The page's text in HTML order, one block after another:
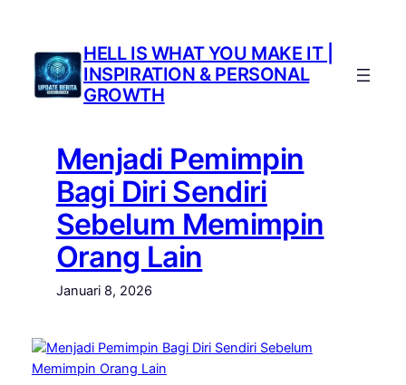
konten
HELL IS WHAT YOU MAKE IT |
INSPIRATION & PERSONAL
GROWTH
Menjadi Pemimpin
Bagi Diri Sendiri
Sebelum Memimpin
Orang Lain
Januari 8, 2026